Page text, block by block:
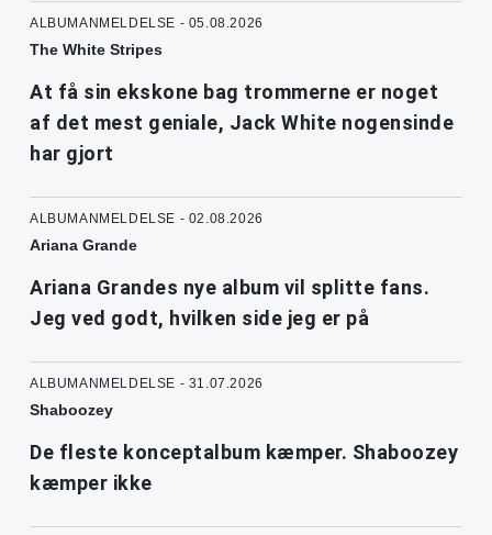
ALBUMANMELDELSE - 05.08.2026
The White Stripes
At få sin ekskone bag trommerne er noget
af det mest geniale, Jack White nogensinde
har gjort
ALBUMANMELDELSE - 02.08.2026
Ariana Grande
Ariana Grandes nye album vil splitte fans.
Jeg ved godt, hvilken side jeg er på
ALBUMANMELDELSE - 31.07.2026
Shaboozey
De fleste konceptalbum kæmper. Shaboozey
kæmper ikke